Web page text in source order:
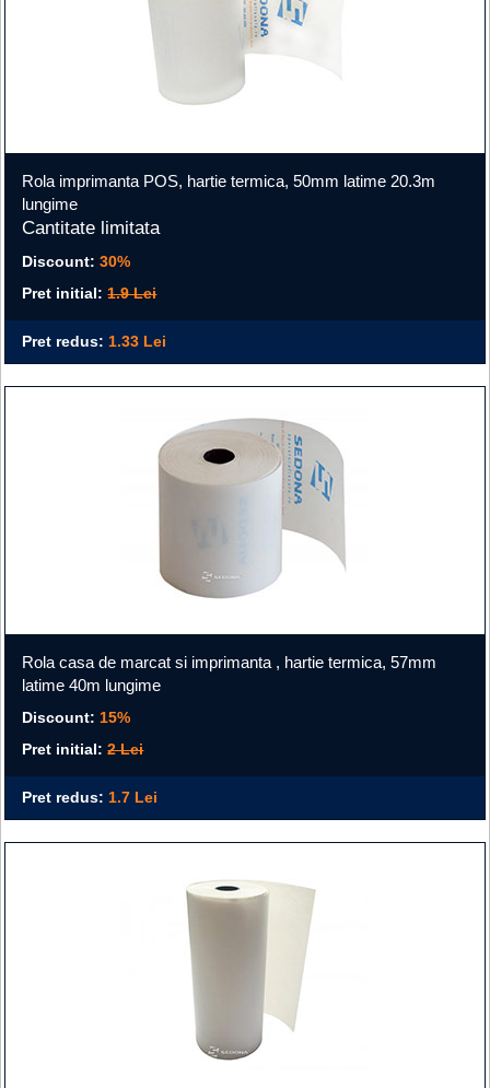
Rola imprimanta POS, hartie termica, 50mm latime 20.3m
lungime
Cantitate limitata
Discount:30%
Pret initial:1.9 Lei
Pret redus: 1.33 Lei
Rola casa de marcat si imprimanta , hartie termica, 57mm
latime 40m lungime
Discount: 15%
Pret initial:2 Lei
Pret redus: 1.7 Lei